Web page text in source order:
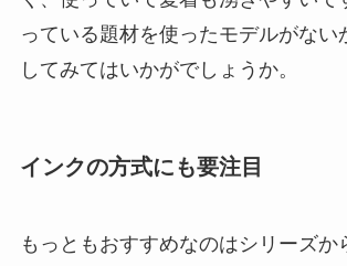
っている題材を使ったモデルがない
してみてはいかがでしょうか。
インクの方式にも要注目
もっともおすすめなのはシリーズか